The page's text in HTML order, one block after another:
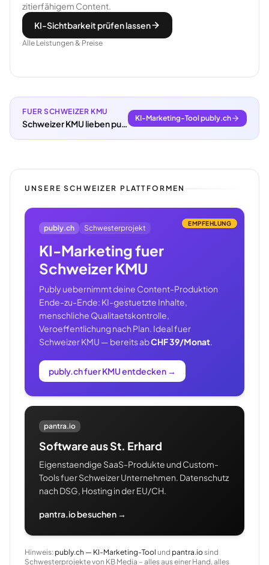
zitierfähigem Content.
KI-Sichtbarkeit prüfen lassen
Alle Leistungen & Preise
FUER SCHWEIZER KMU
Schweizer KMU lieben publy.ch.
KI-Marketing-Tool publy.ch
UNSERE SCHWEIZER PLATTFORMEN
EMPFEHLUNG
publy.ch Schwesterprojekt
KI-Marketing fuer
Schweizer KMU
Publy uebernimmt deine Content-Produktion
Ende-zu-Ende: KI-gestuetzte Inhalte,
menschliche Qualitaetskontrolle,
Veroeffentlichung nach Plan. Ideal fuer
Schweizer KMU — bereits abCHF 39/Monat.
publy.ch fuer KMU entdecken →
pantra.io
Software aus St. Erhard
Eigenstaendige SaaS-Produkte und Custom-
Tools fuer Schweizer Unternehmen. Datenschutz
nach DSG, Hosting in der EU/CH.
pantra.io besuchen →
Hinweis: publy.ch — KI-Marketing-Tool und pantra.iosind
Schwesterprojekte von KB Media – alles aus einer Hand, alles